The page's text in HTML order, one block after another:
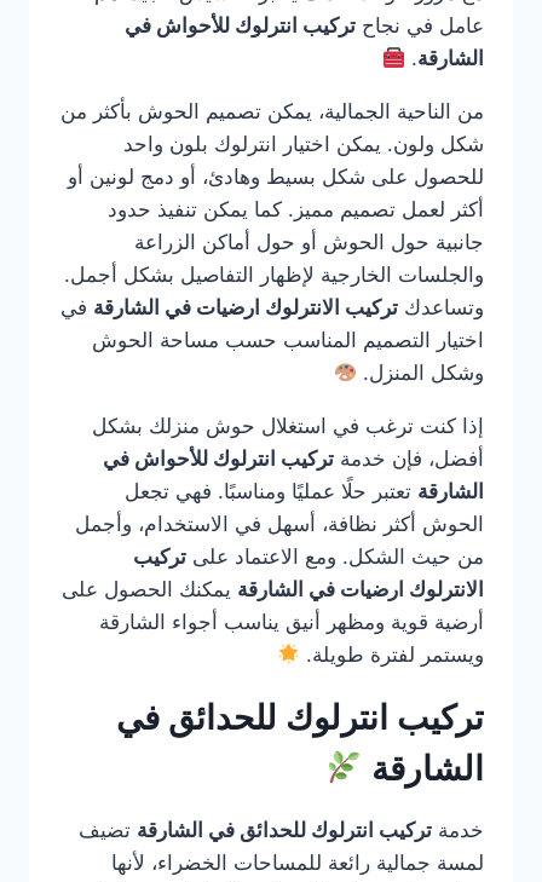
عامل في نجاح تركيب انترلوك للأحواش في
الشارقة.
من الناحية الجمالية، يمكن تصميم الحوش بأكثر من
شكل ولون. يمكن اختيار انترلوك بلون واحد
للحصول على شكل بسيط وهادئ، أو دمج لونين أو
أكثر لعمل تصميم مميز. كما يمكن تنفيذ حدود
جانبية حول الحوش أو حول أماكن الزراعة
والجلسات الخارجية لإظهار التفاصيل بشكل أجمل.
وتساعدك تركيب الانترلوك ارضيات في الشارقة في
اختيار التصميم المناسب حسب مساحة الحوش
وشكل المنزل.
إذا كنت ترغب في استغلال حوش منزلك بشكل
أفضل، فإن خدمة تركيب انترلوك للأحواش في
الشارقة تعتبر حلًا عمليًا ومناسبًا. فهي تجعل
الحوش أكثر نظافة، أسهل في الاستخدام، وأجمل
من حيث الشكل. ومع الاعتماد على تركيب
الانترلوك ارضيات في الشارقة يمكنك الحصول على
أرضية قوية ومظهر أنيق يناسب أجواء الشارقة
ويستمر لفترة طويلة.
تركيب انترلوك للحدائق في
الشارقة
خدمة تركيب انترلوك للحدائق في الشارقة تضيف
لمسة جمالية رائعة للمساحات الخضراء، لأنها